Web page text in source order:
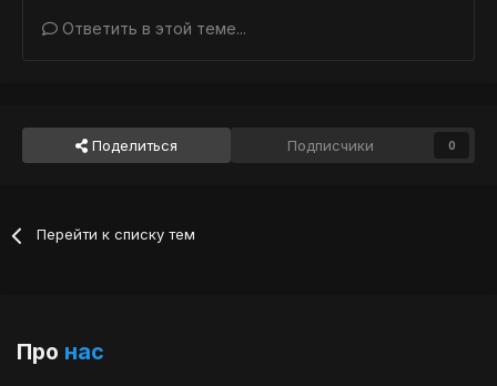
Ответить в этой теме...
Поделиться Подписчики 0
Перейти к списку тем
Про нас